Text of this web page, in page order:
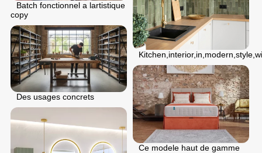
Batch fonctionnel a lartistique
copy
Des usages concrets
Ce modele haut de gamme